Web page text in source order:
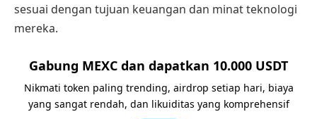
sesuai dengan tujuan keuangan dan minat teknologi
mereka.
Gabung MEXC dan dapatkan 10.000 USDT
Nikmati token paling trending, airdrop setiap hari, biaya
yang sangat rendah, dan likuiditas yang komprehensif